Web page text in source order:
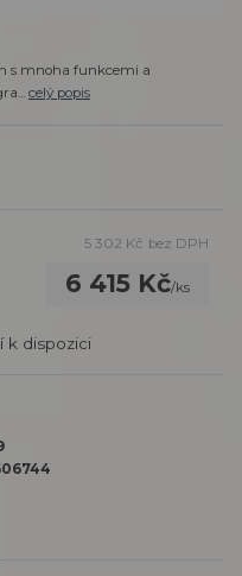
s mnoha funkcemi a
celý popis
6 415 Kč/ks
5 302 Kč bez DPH
k dispozici